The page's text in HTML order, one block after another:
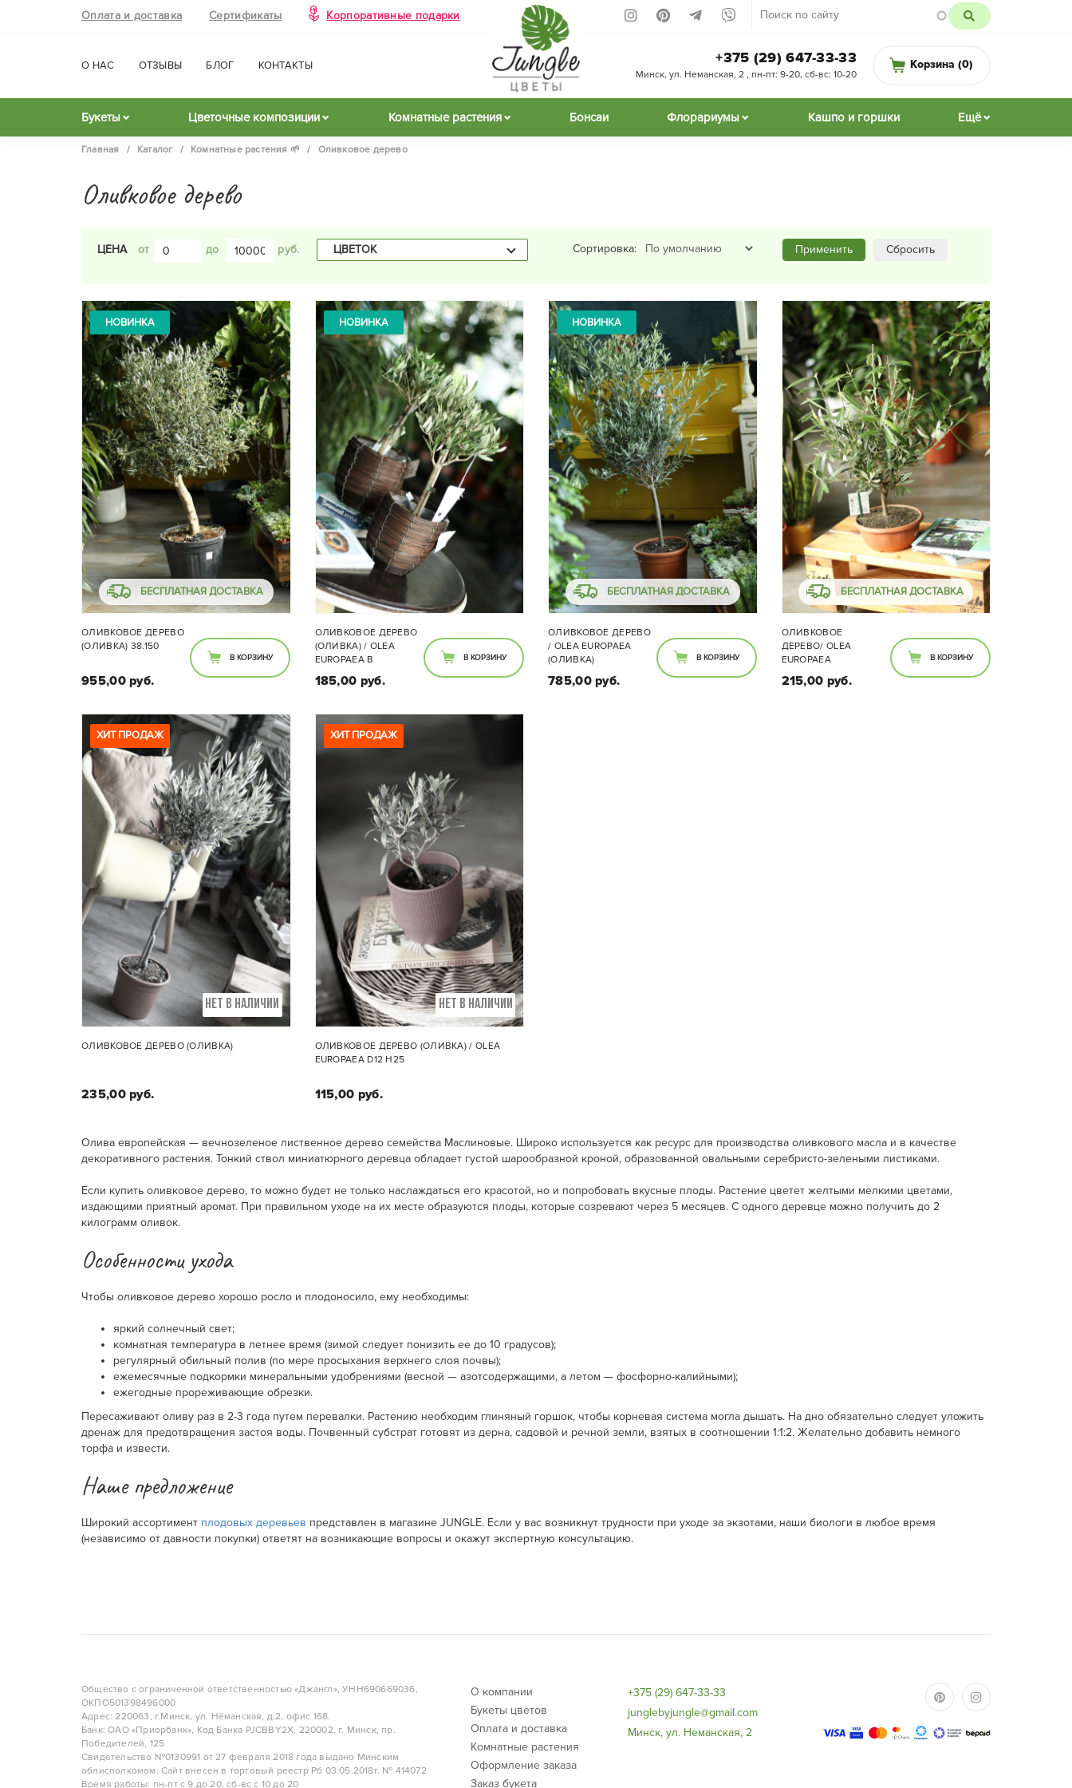
Оплата и доставка Сертификаты Корпоративные подарки
О НАС ОТЗЫВЫ БЛОГ КОНТАКТЫ Корзина (0)
+375 (29) 647-33-33
Минск, ул. Неманская, 2 , пн-пт: 9-20, сб-вс: 10-20
Букеты Цветочные композиции Комнатные растения Бонсаи Флорариумы Кашпо и горшки Ещё
Главная / Каталог / Комнатные растения 🌱 / Оливковое дерево
Оливковое дерево
ЦЕНА до ЦВЕТОК Сортировка: Применить Сбросить
БЕСПЛАТНАЯ ДОСТАВКА
НОВИНКА
Размеры:
Диаметр горшка 38см, высота
с растением 150см.
ОЛИВКОВОЕ ДЕРЕВО
(ОЛИВКА) 38.150
955,00 руб.
В КОРЗИНУ
НОВИНКА
Размеры:
Диаметр горшка 16 см, высота -
около 50 см
ОЛИВКОВОЕ ДЕРЕВО
(ОЛИВКА) / OLEA
EUROPAEA В
185,00 руб.
В КОРЗИНУ
БЕСПЛАТНАЯ ДОСТАВКА
НОВИНКА
ОЛИВКОВОЕ ДЕРЕВО
/ OLEA EUROPAEA
(ОЛИВКА)
785,00 руб.
В КОРЗИНУ
БЕСПЛАТНАЯ ДОСТАВКА
ОЛИВКОВОЕ
ДЕРЕВО/ OLEA
EUROPAEA
215,00 руб.
В КОРЗИНУ
НЕТ В НАЛИЧИИ
ХИТ ПРОДАЖ
Размеры:
см - высота растения.
ОЛИВКОВОЕ ДЕРЕВО (ОЛИВКА)
235,00 руб.
НЕТ В НАЛИЧИИ
ХИТ ПРОДАЖ
Размеры:
диаметр 12 см.
ОЛИВКОВОЕ ДЕРЕВО (ОЛИВКА) / OLEA
EUROPAEA D12 H25
115,00 руб.
Олива европейская — вечнозеленое лиственное дерево семейства Маслиновые. Широко используется как ресурс для производства оливкового масла и в качестве
декоративного растения. Тонкий ствол миниатюрного деревца обладает густой шарообразной кроной, образованной овальными серебристо-зелеными листиками.
Если купить оливковое дерево, то можно будет не только наслаждаться его красотой, но и попробовать вкусные плоды. Растение цветет желтыми мелкими цветами,
издающими приятный аромат. При правильном уходе на их месте образуются плоды, которые созревают через 5 месяцев. С одного деревце можно получить до 2
килограмм оливок.
Особенности ухода
Чтобы оливковое дерево хорошо росло и плодоносило, ему необходимы:
яркий солнечный свет;
комнатная температура в летнее время (зимой следует понизить ее до 10 градусов);
регулярный обильный полив (по мере просыхания верхнего слоя почвы);
ежемесячные подкормки минеральными удобрениями (весной — азотсодержащими, а летом — фосфорно-калийными);
ежегодные прореживающие обрезки.
Пересаживают оливу раз в 2-3 года путем перевалки. Растению необходим глиняный горшок, чтобы корневая система могла дышать. На дно обязательно следует уложить
дренаж для предотвращения застоя воды. Почвенный субстрат готовят из дерна, садовой и речной земли, взятых в соотношении 1:1:2. Желательно добавить немного
торфа и извести.
Наше предложение
Широкий ассортимент плодовых деревьев представлен в магазине JUNGLE. Если у вас возникнут трудности при уходе за экзотами, наши биологи в любое время
(независимо от давности покупки) ответят на возникающие вопросы и окажут экспертную консультацию.
Общество с ограниченной ответственностью «Джангл», УНН690669036,
ОКПО501398496000
Адрес: 220063, г.Минск, ул. Нёманская, д.2, офис 168.
Банк: ОАО «Приорбанк», Код Банка PJCBBY2X, 220002, г. Минск, пр.
Победителей, 125
Свидетельство №0130991 от 27 февраля 2018 года выдано Минским
облисполкомом. Сайт внесен в торговый реестр Рб 03.05.2018г. № 414072
Время работы: пн-пт с 9 до 20, сб-вс с 10 до 20
О компании
Букеты цветов
Оплата и доставка
Комнатные растения
Оформление заказа
Заказ букета
+375 (29) 647-33-33
junglebyjungle@gmail.com
Минск, ул. Неманская, 2